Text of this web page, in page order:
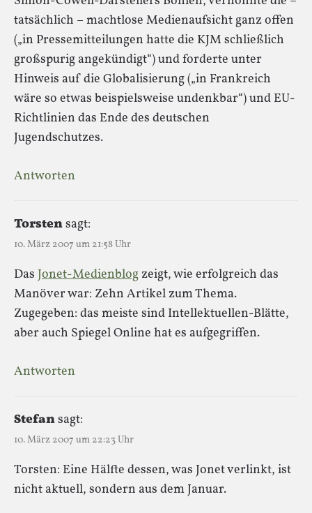
tatsächlich – machtlose Medienaufsicht ganz offen
(„in Pressemitteilungen hatte die KJM schließlich
großspurig angekündigt“) und forderte unter
Hinweis auf die Globalisierung („in Frankreich
wäre so etwas beispielsweise undenkbar“) und EU-
Richtlinien das Ende des deutschen
Jugendschutzes.
Antworten
Torstensagt:
10. März 2007 um 21:58 Uhr
Das Jonet-Medienblog zeigt, wie erfolgreich das
Manöver war: Zehn Artikel zum Thema.
Zugegeben: das meiste sind Intellektuellen-Blätte,
aber auch Spiegel Online hat es aufgegriffen.
Antworten
Stefansagt:
10. März 2007 um 22:23 Uhr
Torsten: Eine Hälfte dessen, was Jonet verlinkt, ist
nicht aktuell, sondern aus dem Januar.